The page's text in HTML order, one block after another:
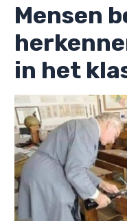
Mensen
in het